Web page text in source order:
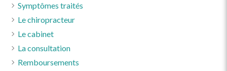
Symptômes traités
Le chiropracteur
Le cabinet
La consultation
Remboursements